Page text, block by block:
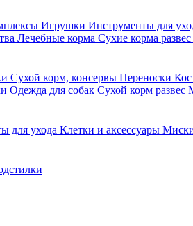
Игрушки Инструменты для
Лечебные корма Сухие корма развес
Сухой корм, консервы Переноски
Одежда для собак Сухой корм развес
для ухода Клетки и аксессуары